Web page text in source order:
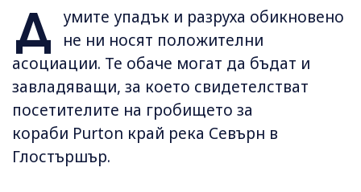
Д
умите упадък и разруха обикновено
не ни носят положителни
асоциации. Те обаче могат да бъдат и
завладяващи, за което свидетелстват
посетителите на гробището за
кораби Purton край река Севърн в
Глостършър.